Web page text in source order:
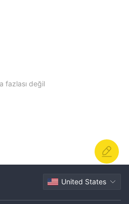
çözülmesindeki
tekrarlanan genel yanıtlardan
fonlarına erişememeyle ilgili
ek olarak, bir kullanıcı 20 $ gibi
başka bir engel olarak
göstermektedir. Coin Fx
komisyoncu, geçerli bir düzenleme
kaynaklar, şirketin
ve tacirleri doğal
fazlası değil
United States